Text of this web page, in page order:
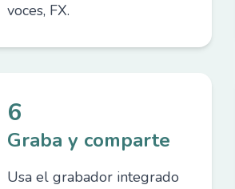
voces, FX.
6
Graba y comparte
Usa el grabador integrado